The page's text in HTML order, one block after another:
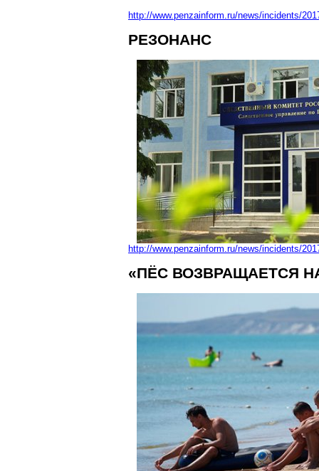
http://www.penzainform.ru/news/incidents/
РЕЗОНАНС
http://www.penzainform.ru/news/incidents/
«ПЁС ВОЗВРАЩАЕТСЯ